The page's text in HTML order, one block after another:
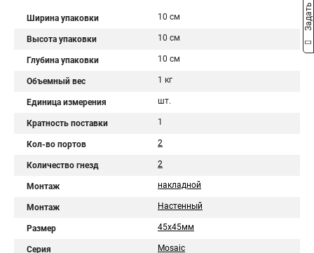
Ширина упаковки 10 см
Высота упаковки 10 см
Глубина упаковки 10 см
Объемный вес 1 кг
Единица измерения шт.
Кратность поставки 1
Кол-во портов 2
Количество гнезд 2
Монтаж накладной
Монтаж Настенный
Размер 45х45мм
Серия Mosaic